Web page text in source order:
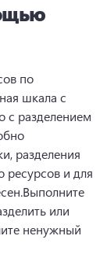
по
шкала с
с разделением
разделения
ресурсов и для
Выполните
или
ненужный